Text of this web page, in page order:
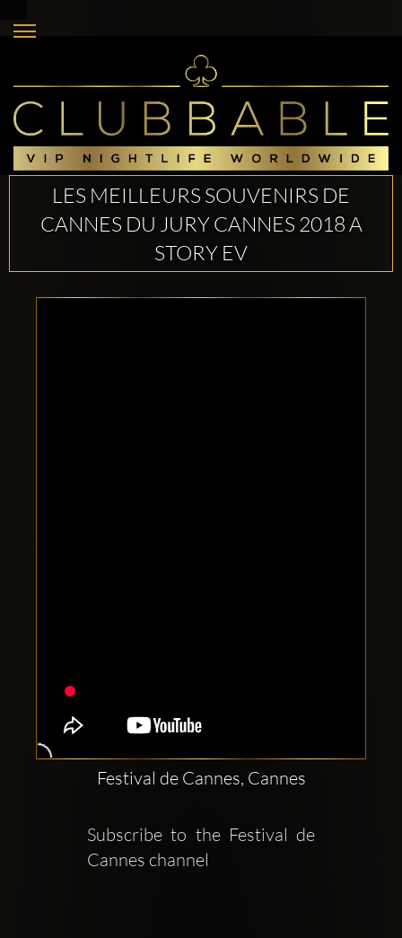
LES MEILLEURS SOUVENIRS DE
CANNES DU JURY CANNES 2018 A
STORY EV
Festival de Cannes, Cannes
Subscribe to the Festival de
Cannes channel